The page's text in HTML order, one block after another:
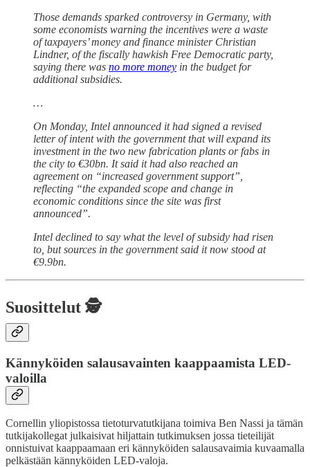
Those demands sparked controversy in Germany, with
some economists warning the incentives were a waste
of taxpayers’ money and finance minister Christian
Lindner, of the fiscally hawkish Free Democratic party,
saying there was no more money in the budget for
additional subsidies.
…
On Monday, Intel announced it had signed a revised
letter of intent with the government that will expand its
investment in the two new fabrication plants or fabs in
the city to €30bn. It said it had also reached an
agreement on “increased government support”,
reflecting “the expanded scope and change in
economic conditions since the site was first
announced”.
Intel declined to say what the level of subsidy had risen
to, but sources in the government said it now stood at
€9.9bn.
Suosittelut 🕵️
Kännyköiden salausavainten kaappaamista LED-
valoilla
Cornellin yliopistossa tietoturvatutkijana toimiva Ben Nassi ja tämän
tutkijakollegat julkaisivat hiljattain tutkimuksen jossa tieteilijät
onnistuivat kaappaamaan eri kännyköiden salausavaimia kuvaamalla
pelkästään kännyköiden LED-valoja.